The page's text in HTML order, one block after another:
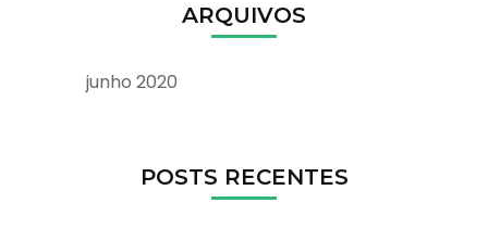
ARQUIVOS
junho 2020
POSTS RECENTES